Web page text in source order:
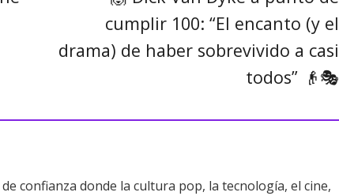
cumplir 100: “El encanto (y el
drama) de haber sobrevivido a casi
todos” 👴🎭
confianza donde la cultura pop, la tecnología, el cine,